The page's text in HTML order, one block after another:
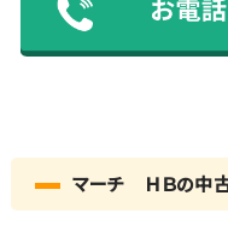
マーチ ＨＢの中